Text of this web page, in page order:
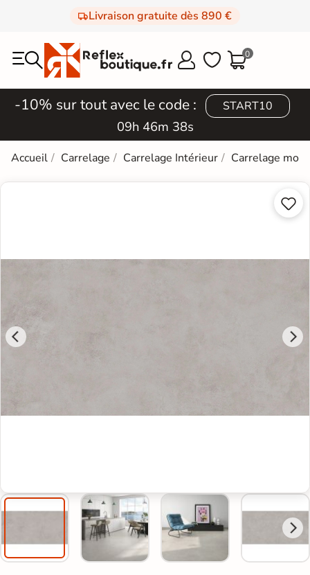
Livraison gratuite dès 890 €
  0
-10% sur tout avec le code : START10
09h 46m 37s
Accueil Carrelage Carrelage Intérieur Carrelage

